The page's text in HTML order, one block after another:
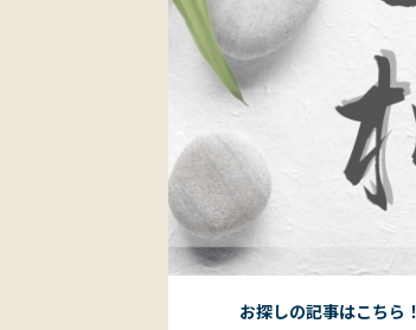
お探しの記事はこちら！